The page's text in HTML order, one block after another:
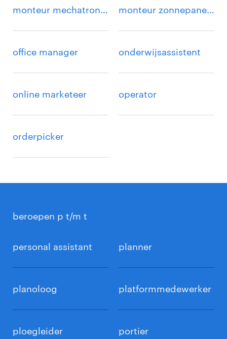
monteur mechatronica monteur zonnepanelen
office manager onderwijsassistent
online marketeer operator
orderpicker
beroepen p t/m t
personal assistant planner
planoloog platformmedewerker
ploegleider portier